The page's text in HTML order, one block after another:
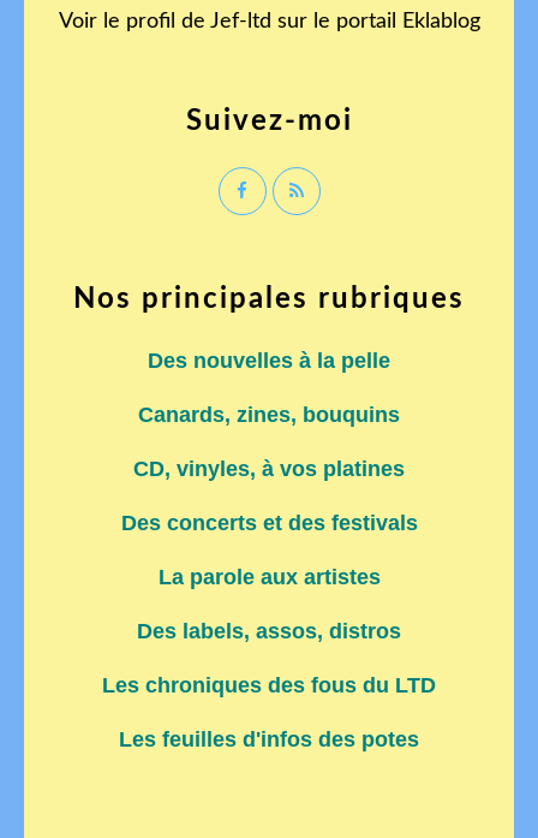
Voir le profil de Jef-ltd sur le portail Eklablog
Suivez-moi
Nos principales rubriques
Des nouvelles à la pelle
Canards, zines, bouquins
CD, vinyles, à vos platines
Des concerts et des festivals
La parole aux artistes
Des labels, assos, distros
Les chroniques des fous du LTD
Les feuilles d'infos des potes